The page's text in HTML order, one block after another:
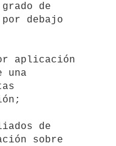
de
debajo
aplicación
una
de
sobre